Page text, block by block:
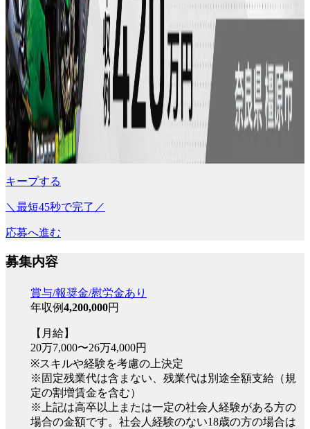
キープする
＼最短45秒で完了／
応募へ進む
募集内容
賞与/報奨金/慰労金あり
年収例4,200,000円
【月給】
20万7,000〜26万4,000円
※スキルや経験を考慮の上決定
※固定残業代は含まない、残業代は別途全額支給（規
定の割増賃金を含む）
※上記は高卒以上または一定の社会人経験がある方の
場合の金額です。社会人経験のない18歳の方の場合は